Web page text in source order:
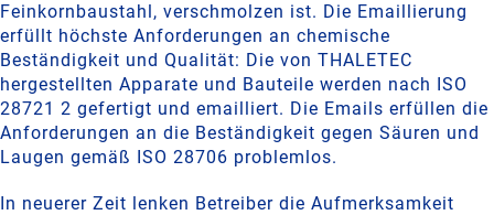
Feinkornbaustahl, verschmolzen ist. Die Emaillierung
erfüllt höchste Anforderungen an chemische
Beständigkeit und Qualität: Die von THALETEC
hergestellten Apparate und Bauteile werden nach ISO
28721 2 gefertigt und emailliert. Die Emails erfüllen die
Anforderungen an die Beständigkeit gegen Säuren und
Laugen gemäß ISO 28706 problemlos.
In neuerer Zeit lenken Betreiber die Aufmerksamkeit